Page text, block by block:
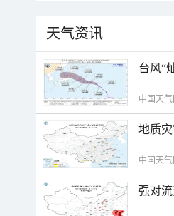
天气资讯
台风“
中国天气
地质
中国天气
强对